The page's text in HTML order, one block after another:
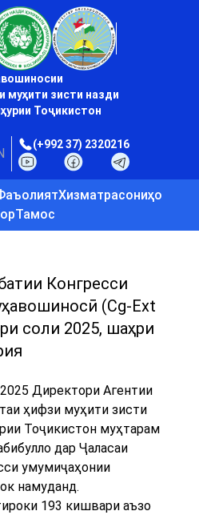
муҳити зисти назди
Тоҷикистон
(+992 37) 2320216
Хизматрасониҳо
Тамос
Конгресси
(Cg-Ext
соли 2025, шаҳри
Директори Агентии
ҳифзи муҳити зисти
Тоҷикистон муҳтарам
дар Ҷаласаи
умумиҷаҳонии
намуданд.
193 кишвари аъзо